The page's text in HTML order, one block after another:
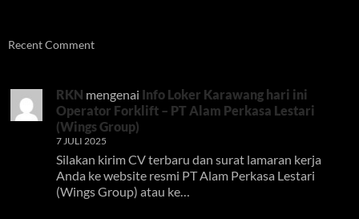
Recent Comment
RKN mengenai Info Loker Karawang hari ini
Operator Forklift – PT Alam Perkasa Lestari
(Wings Group)
7 JULI 2025
Silakan kirim CV terbaru dan surat lamaran kerja
Anda ke website resmi PT Alam Perkasa Lestari
(Wings Group) atau ke…